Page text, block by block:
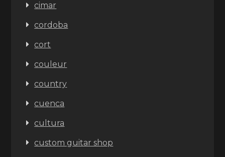
cimar
cordoba
cort
couleur
country
cuenca
cultura
custom guitar shop